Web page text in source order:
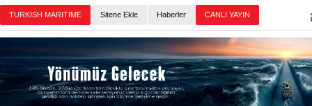
TURKISH MARITIME Sitene Ekle Haberler CANLI YAYIN